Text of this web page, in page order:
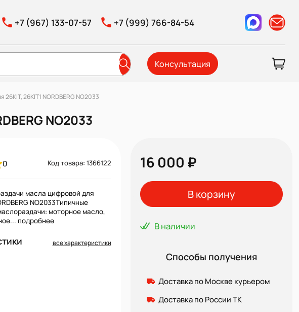
+7 (967) 133-07-57 +7 (999) 766-84-54
Консультация
26KIT1 NORDBERG NO2033
NO2033
0 Код товара: 1366122
масла цифровой для
NO2033Типичные
моторное масло,
подробнее
все характеристики
16 000 ₽
В корзину
В наличии
Способы получения
Доставка по Москве курьером
Доставка по России ТК